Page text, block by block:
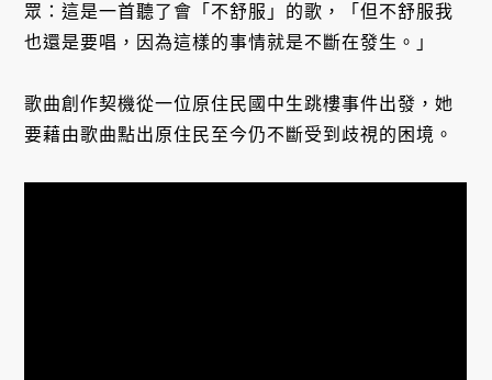
眾：這是一首聽了會「不舒服」的歌，「但不舒服我
也還是要唱，因為這樣的事情就是不斷在發生。」
歌曲創作契機從一位原住民國中生跳樓事件出發，她
要藉由歌曲點出原住民至今仍不斷受到歧視的困境。